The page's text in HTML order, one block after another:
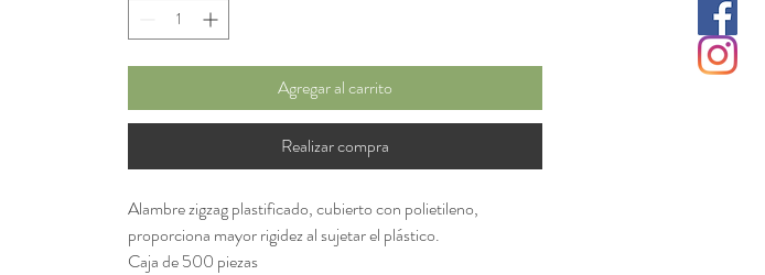
Agregar al carrito
Realizar compra
Alambre zigzag plastificado, cubierto con polietileno,
proporciona mayor rigidez al sujetar el plástico.
Caja de 500 piezas